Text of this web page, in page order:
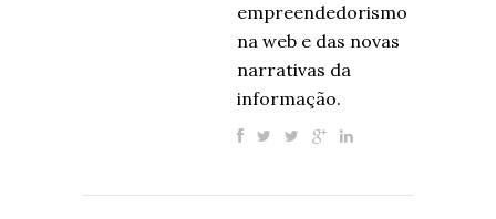
empreendedorismo
na web e das novas
narrativas da
informação.